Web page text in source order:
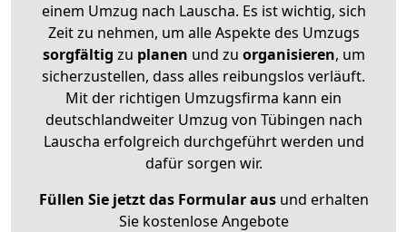
einem Umzug nach Lauscha. Es ist wichtig, sich
Zeit zu nehmen, um alle Aspekte des Umzugs
sorgfältig zu planen und zu organisieren, um
sicherzustellen, dass alles reibungslos verläuft.
Mit der richtigen Umzugsfirma kann ein
deutschlandweiter Umzug von Tübingen nach
Lauscha erfolgreich durchgeführt werden und
dafür sorgen wir.
Füllen Sie jetzt das Formular ausund erhalten
Sie kostenlose Angebote